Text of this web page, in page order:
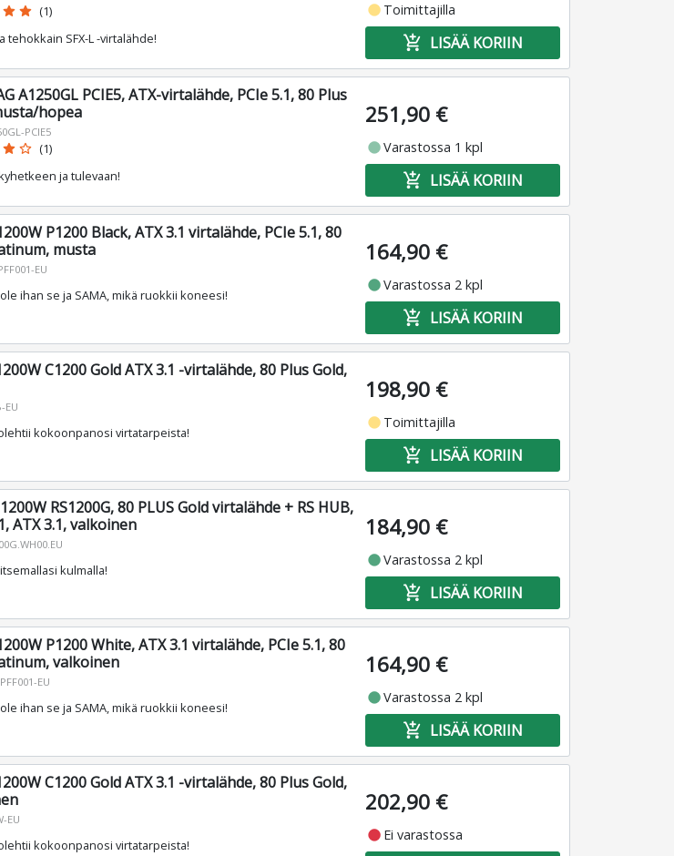
star star (1)
tehokkain SFX-L -virtalähde!
fiber_manual_record Toimittajilla
add_shopping_cart LISÄÄ KORIIN
A1250GL PCIE5, ATX-virtalähde, PCIe 5.1, 80 Plus
hopea
PCIE5
star star_border (1)
ja tulevaan!
251,90 €
fiber_manual_recordVarastossa 1 kpl
add_shopping_cart LISÄÄ KORIIN
P1200 Black, ATX 3.1 virtalähde, PCIe 5.1, 80
musta
EU
ihan se ja SAMA, mikä ruokkii koneesi!
164,90 €
fiber_manual_recordVarastossa 2 kpl
add_shopping_cart LISÄÄ KORIIN
C1200 Gold ATX 3.1 -virtalähde, 80 Plus Gold,
EU
kokoonpanosi virtatarpeista!
198,90 €
fiber_manual_record Toimittajilla
add_shopping_cart LISÄÄ KORIIN
RS1200G, 80 PLUS Gold virtalähde + RS HUB,
ATX 3.1, valkoinen
kulmalla!
184,90 €
fiber_manual_recordVarastossa 2 kpl
add_shopping_cart LISÄÄ KORIIN
P1200 White, ATX 3.1 virtalähde, PCIe 5.1, 80
valkoinen
EU
ihan se ja SAMA, mikä ruokkii koneesi!
164,90 €
fiber_manual_recordVarastossa 2 kpl
add_shopping_cart LISÄÄ KORIIN
C1200 Gold ATX 3.1 -virtalähde, 80 Plus Gold,
EU
kokoonpanosi virtatarpeista!
202,90 €
fiber_manual_record Ei varastossa